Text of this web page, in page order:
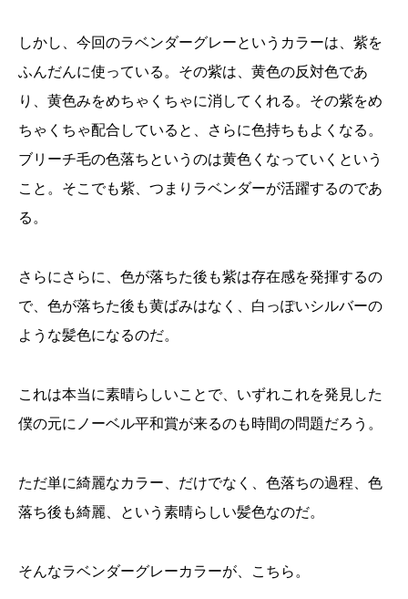
しかし、今回のラベンダーグレーというカラーは、紫を
ふんだんに使っている。その紫は、黄色の反対色であ
り、黄色みをめちゃくちゃに消してくれる。その紫をめ
ちゃくちゃ配合していると、さらに色持ちもよくなる。
ブリーチ毛の色落ちというのは黄色くなっていくという
こと。そこでも紫、つまりラベンダーが活躍するのであ
る。
さらにさらに、色が落ちた後も紫は存在感を発揮するの
で、色が落ちた後も黄ばみはなく、白っぽいシルバーの
ような髪色になるのだ。
これは本当に素晴らしいことで、いずれこれを発見した
僕の元にノーベル平和賞が来るのも時間の問題だろう。
ただ単に綺麗なカラー、だけでなく、色落ちの過程、色
落ち後も綺麗、という素晴らしい髪色なのだ。
そんなラベンダーグレーカラーが、こちら。